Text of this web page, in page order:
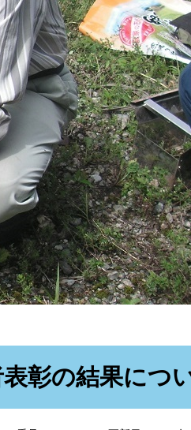
彰の結果につ